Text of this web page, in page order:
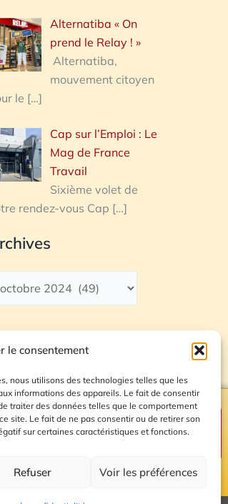
le consentement
nous utilisons des technologies telles que les
informations des appareils. Le fait de consentir
traiter des données telles que le comportement
site. Le fait de ne pas consentir ou de retirer son
sur certaines caractéristiques et fonctions.
Refuser Voir les préférences
Alternatiba « On
prend le Relay ! »
Alternatiba,
mouvement citoyen
le […]
Cap sur l’Emploi : Le
Mag de France
Travail
Sixième volet de
rendez-vous Cap […]